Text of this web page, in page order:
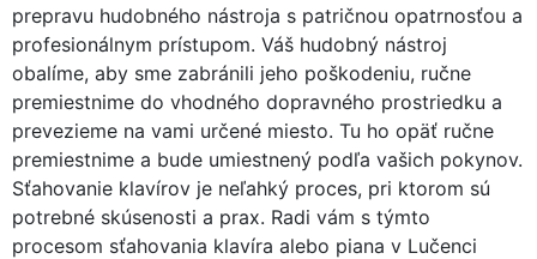
prepravu hudobného nástroja s patričnou opatrnosťou a
profesionálnym prístupom. Váš hudobný nástroj
obalíme, aby sme zabránili jeho poškodeniu, ručne
premiestnime do vhodného dopravného prostriedku a
prevezieme na vami určené miesto. Tu ho opäť ručne
premiestnime a bude umiestnený podľa vašich pokynov.
Sťahovanie klavírov je neľahký proces, pri ktorom sú
potrebné skúsenosti a prax. Radi vám s týmto
procesom sťahovania klavíra alebo piana v Lučenci